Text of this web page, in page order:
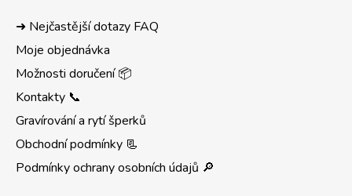
➜ Nejčastější dotazy FAQ
Moje objednávka
Možnosti doručení 📦
Kontakty 📞
Gravírování a rytí šperků
Obchodní podmínky 📃
Podmínky ochrany osobních údajů 🔎